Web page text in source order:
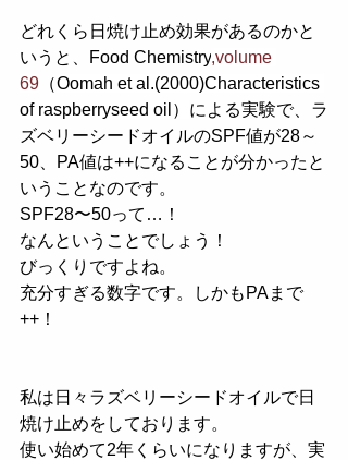
どれくら日焼け止め効果があるのかと
いうと、Food Chemistry,volume
69 （Oomah et al.(2000)Characteristics
of raspberryseed oil） による実験で、ラ
ズベリーシードオイルのSPF値が28～
50、PA値は++になることが分かったと
いうことなのです。
SPF28〜50って…！
なんということでしょう！
びっくりですよね。
充分すぎる数字です。しかもPAまで
++！
私は日々ラズベリーシードオイルで日
焼け止めをしております。
使い始めて2年くらいになりますが、実